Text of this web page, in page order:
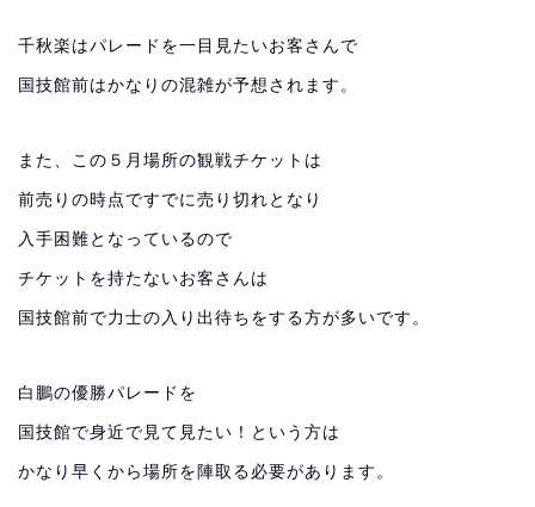
千秋楽はパレードを一目見たいお客さんで
国技館前はかなりの混雑が予想されます。
また、この５月場所の観戦チケットは
前売りの時点ですでに売り切れとなり
入手困難となっているので
チケットを持たないお客さんは
国技館前で力士の入り出待ちをする方が多いです。
白鵬の優勝パレードを
国技館で身近で見て見たい！という方は
かなり早くから場所を陣取る必要があります。